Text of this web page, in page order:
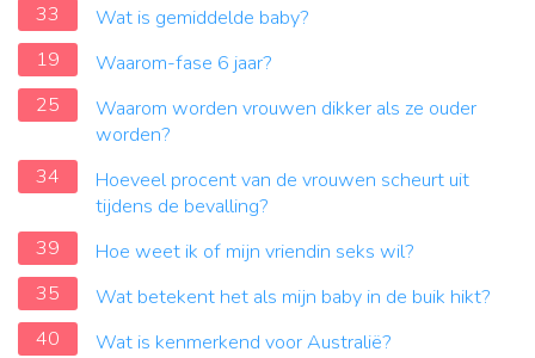
33
Wat is gemiddelde baby?
19
Waarom-fase 6 jaar?
25
Waarom worden vrouwen dikker als ze ouder
worden?
34
Hoeveel procent van de vrouwen scheurt uit
tijdens de bevalling?
39
Hoe weet ik of mijn vriendin seks wil?
35
Wat betekent het als mijn baby in de buik hikt?
40
Wat is kenmerkend voor Australië?